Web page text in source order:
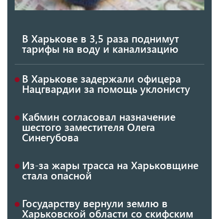
В Харькове в 3,5 раза поднимут
тарифы на воду и канализацию
В Харькове задержали офицера
Нацгвардии за помощь уклонисту
Кабмин согласовал назначение
шестого заместителя Олега
Синегубова
Из-за жары трасса на Харьковщине
стала опасной
Государству вернули землю в
Харьковской области со скифским